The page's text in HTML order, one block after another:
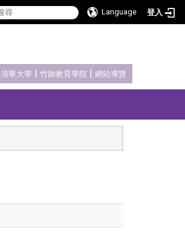
Language 登入
清華大學 | 竹師教育學院 | 網站導覽